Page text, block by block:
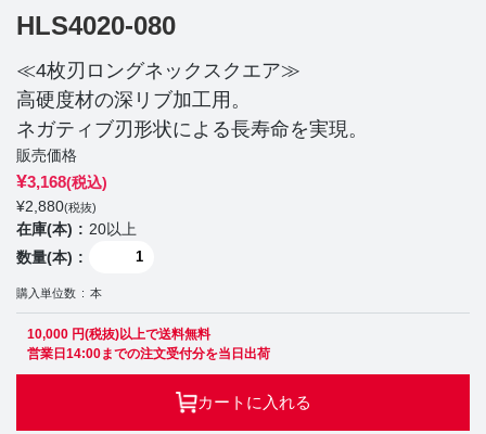
HLS4020-080
≪4枚刃ロングネックスクエア≫
高硬度材の深リブ加工用。
ネガティブ刃形状による長寿命を実現。
販売価格
¥3,168(税込)
¥2,880(税抜)
在庫(本)
20以上
数量(本)
購入単位数 本
10,000 円(税抜)以上で送料無料
営業日14:00までの注文受付分を当日出荷
カートに入れる